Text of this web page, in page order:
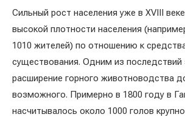
Сильный рост населения уже в XVIII
высокой плотности населения
1010 жителей) по отношению к
существования. Одним из последствий
расширение горного животноводства
возможного. Примерно в 1800 году в
насчитывалось около 1000 голов